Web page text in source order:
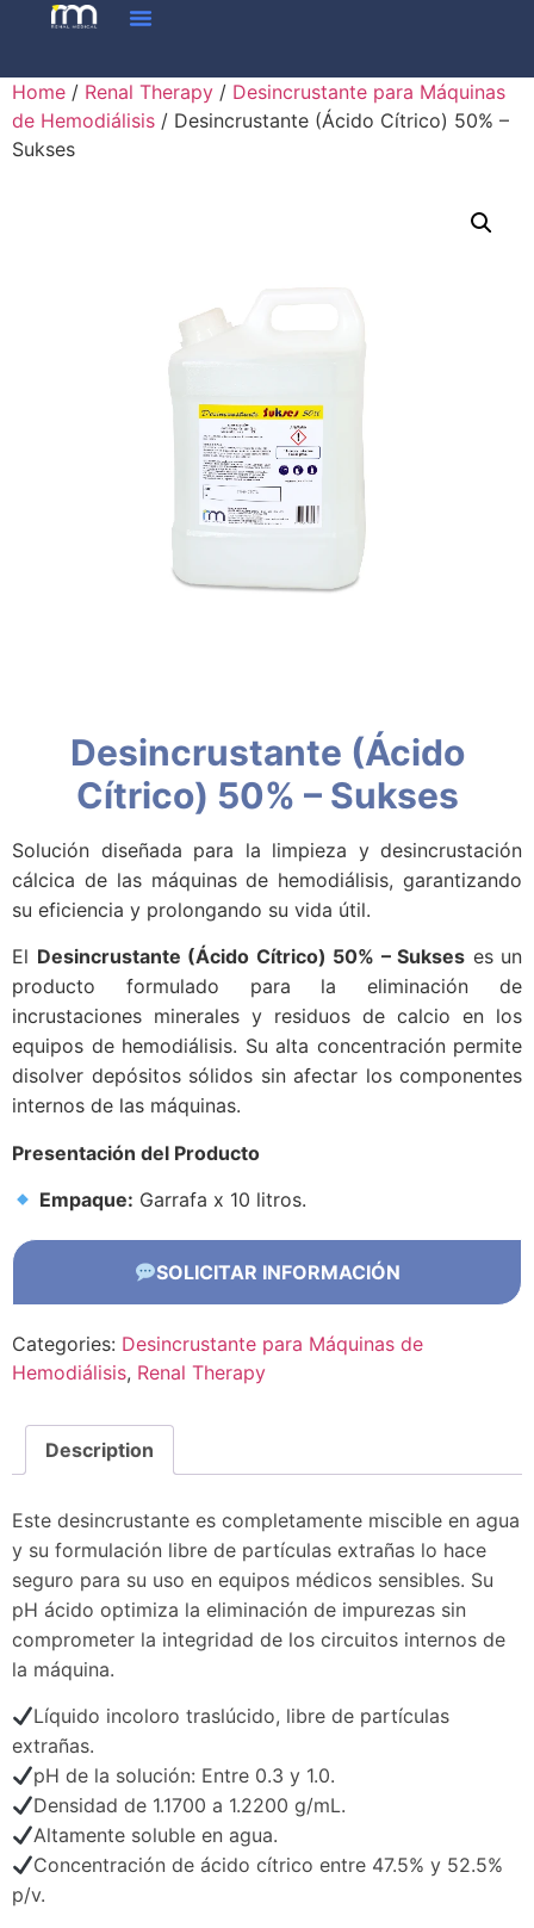
Home / Renal Therapy / Desincrustante para Máquinas
de Hemodiálisis / Desincrustante (Ácido Cítrico) 50% –
Sukses
Desincrustante (Ácido
Cítrico) 50% – Sukses
Solución diseñada para la limpieza y desincrustación
cálcica de las máquinas de hemodiálisis, garantizando
su eficiencia y prolongando su vida útil.
El Desincrustante (Ácido Cítrico) 50% – Sukses es un
producto formulado para la eliminación de
incrustaciones minerales y residuos de calcio en los
equipos de hemodiálisis. Su alta concentración permite
disolver depósitos sólidos sin afectar los componentes
internos de las máquinas.
Presentación del Producto
Empaque: Garrafa x 10 litros.
SOLICITAR INFORMACIÓN
Categories: Desincrustante para Máquinas de
Hemodiálisis, Renal Therapy
Description
Este desincrustante es completamente miscible en agua
y su formulación libre de partículas extrañas lo hace
seguro para su uso en equipos médicos sensibles. Su
pH ácido optimiza la eliminación de impurezas sin
comprometer la integridad de los circuitos internos de
la máquina.
Líquido incoloro traslúcido, libre de partículas
extrañas.
pH de la solución: Entre 0.3 y 1.0.
Densidad de 1.1700 a 1.2200 g/mL.
Altamente soluble en agua.
Concentración de ácido cítrico entre 47.5% y 52.5%
p/v.